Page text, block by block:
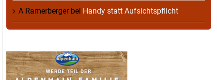
A Ramerbergerbei Handy statt Aufsichtspflicht